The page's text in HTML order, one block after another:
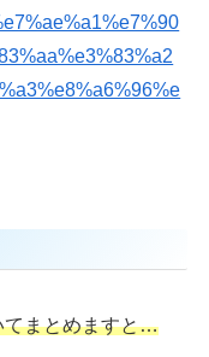
てまとめますと…